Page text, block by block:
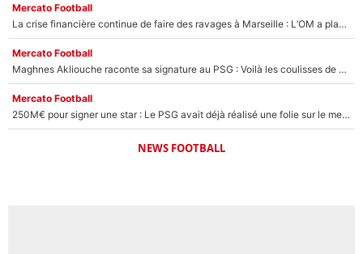
Mercato Football
La crise financière continue de faire des ravages à Marseille : L’OM a placé 12 joueurs sur le marché des transferts… et ça pourrait lui rapporter près de 100M€ !
Mercato Football
Maghnes Akliouche raconte sa signature au PSG : Voilà les coulisses de son transfert de rêve à 50M€
Mercato Football
250M€ pour signer une star : Le PSG avait déjà réalisé une folie sur le mercato bien avant Neymar !
NEWS FOOTBALL